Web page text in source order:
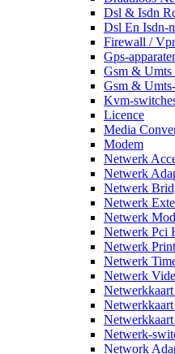
Dsl & Isdn
Dsl En Isdn-
Firewall /
Gps-
Gsm & Umts
Gsm &
Kvm-
Licence
Media
Modem
Netwerk
Netwerk
Netwerk
Netwerk
Netwerk
Netwerk Pci
Netwerk
Netwerk
Netwerk
Netwerk-
Network